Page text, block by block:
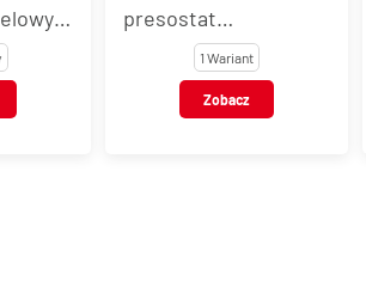
presostat
pneumatyczny A
NO/NC 2 MT
1 Wariant
Zobacz